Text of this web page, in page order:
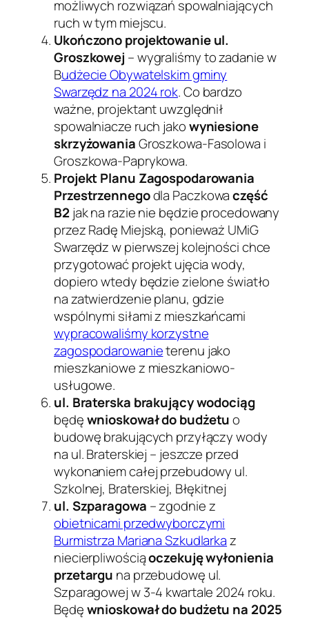
możliwych rozwiązań spowalniających
ruch w tym miejscu.
Ukończono projektowanie ul.
Groszkowej – wygraliśmy to zadanie w
Budżecie Obywatelskim gminy
Swarzędz na 2024 rok. Co bardzo
ważne, projektant uwzględnił
spowalniacze ruch jakowyniesione
skrzyżowaniaGroszkowa-Fasolowa i
Groszkowa-Paprykowa.
Projekt Planu Zagospodarowania
Przestrzennegodla Paczkowaczęść
B2 jak na razie nie będzie procedowany
przez Radę Miejską, ponieważ UMiG
Swarzędz w pierwszej kolejności chce
przygotować projekt ujęcia wody,
dopiero wtedy będzie zielone światło
na zatwierdzenie planu, gdzie
wspólnymi siłami z mieszkańcami
wypracowaliśmy korzystne
zagospodarowanieterenu jako
mieszkaniowe z mieszkaniowo-
usługowe.
ul. Braterska brakujący wodociąg
będęwnioskował do budżetuo
budowę brakujących przyłączy wody
na ul. Braterskiej – jeszcze przed
wykonaniem całej przebudowy ul.
Szkolnej, Braterskiej, Błękitnej
ul. Szparagowa – zgodnie z
obietnicami przedwyborczymi
Burmistrza Mariana Szkudlarkaz
niecierpliwościąoczekuję wyłonienia
przetargu na przebudowę ul.
Szparagowej w 3-4 kwartale 2024 roku.
Będęwnioskował do budżetu na 2025